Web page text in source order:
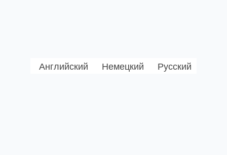
Английский Немецкий Русский